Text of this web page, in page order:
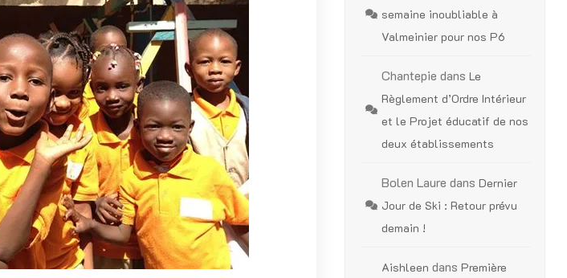
semaine inoubliable à
Valmeinier pour nos P6
Chantepie dansLe
Règlement d’Ordre Intérieur
et le Projet éducatif de nos
deux établissements
Bolen Laure dansDernier
Jour de Ski : Retour prévu
demain !
Aishleen dansPremière